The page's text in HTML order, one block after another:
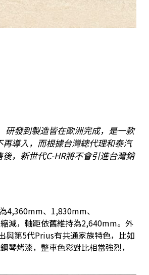
研發到製造皆在歐洲完成，是一款
導入，而根據台灣總代理和泰汽
，新世代C-HR將不會引進台灣銷
4,360mm、1,830mm、
減，軸距依舊維持為2,640mm。外
與第5代Prius有共通家族特色，比如
烤漆，整車色彩對比相當強烈，